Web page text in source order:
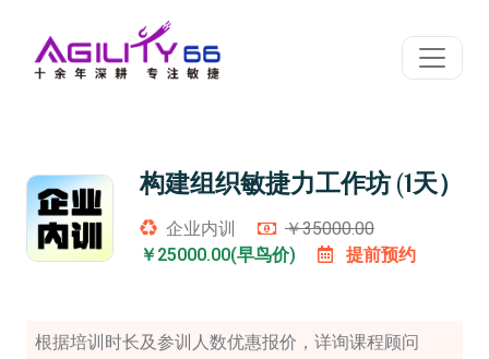
构建组织敏捷力工作坊 (1天）
企业内训
￥35000.00
￥25000.00(早鸟价)
提前预约
根据培训时长及参训人数优惠报价，详询课程顾问